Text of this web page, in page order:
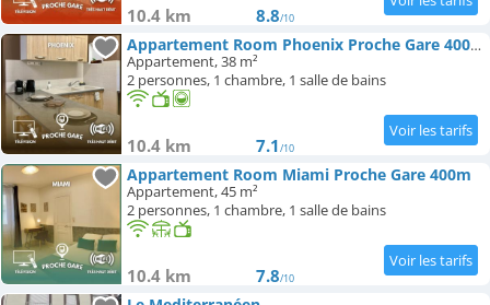
10.4 km 8.8/10
Appartement Room Phoenix Proche Gare 400m
Appartement, 38 m²
2 personnes, 1 chambre, 1 salle de bains
10.4 km 7.1/10
Appartement Room Miami Proche Gare 400m
Appartement, 45 m²
2 personnes, 1 chambre, 1 salle de bains
10.4 km 7.8/10